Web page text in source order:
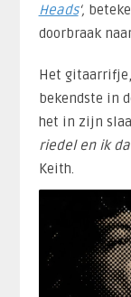
Heads‘,
doorbraak
Het gitaarrifje,
bekendste in
het in zijn
riedel en ik
Keith.